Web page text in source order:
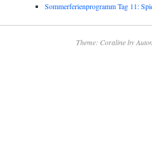
Sommerferienprogramm Tag 11:
Theme: Coraline by